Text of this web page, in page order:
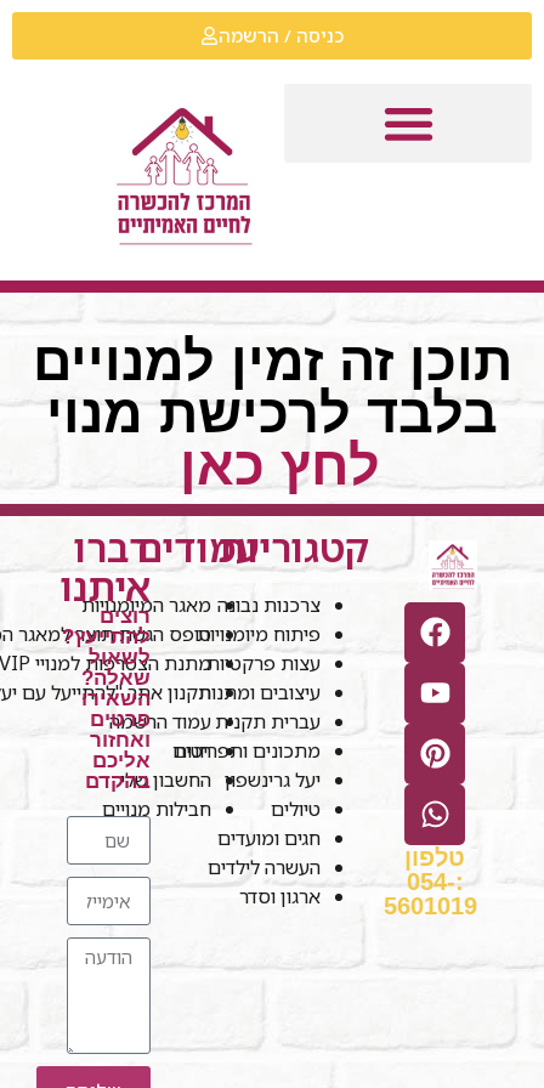
כניסה / הרשמה
תוכן זה זמין למנויים
בלבד לרכישת מנוי
לחץ כאן
טלפון
:054-
5601019
קטגוריות
צרכנות נבונה
פיתוח מיומנויות
עצות פרקטיות
עיצובים ומתנות
עברית תקנית
מתכונים ותפריטים
יעל גרינשפון
טיולים
חגים ומועדים
העשרה לילדים
ארגון וסדר
עמודים
מאגר המיומנויות
טופס הגשת תוצר למאגר
מתנת הצטרפות למנויי VIP
תקנון אתר "להתייעל עם
עמוד הרשמה
חנות
החשבון שלי
חבילות מנויים
דברו
איתנו
רוצים
להתייעץ?
לשאול
שאלה?
השאירו
פרטים
ואחזור
אליכם
בהקדם